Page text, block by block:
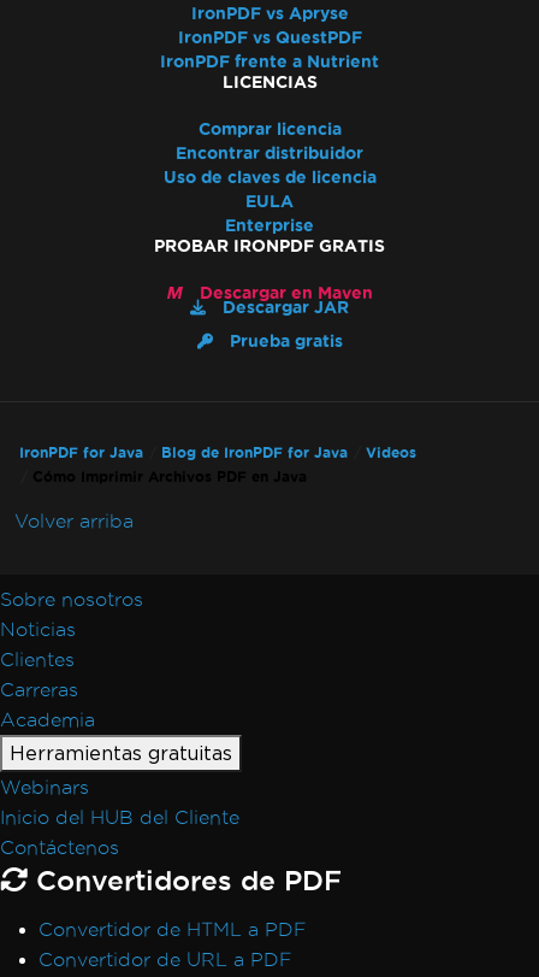
IronPDF vs Apryse
IronPDF vs QuestPDF
IronPDF frente a Nutrient
LICENCIAS
Comprar licencia
Encontrar distribuidor
Uso de claves de licencia
EULA
Enterprise
PROBAR IRONPDF GRATIS
Descargar en Maven
Descargar JAR
Prueba gratis
IronPDF for Java Blog de IronPDF for Java
Videos
Cómo Imprimir Archivos PDF en Java
Volver arriba
Sobre nosotros
Noticias
Clientes
Carreras
Academia
Herramientas gratuitas
Webinars
Inicio del HUB del Cliente
Contáctenos
Convertidores de PDF
Convertidor de HTML a PDF
Convertidor de URL a PDF